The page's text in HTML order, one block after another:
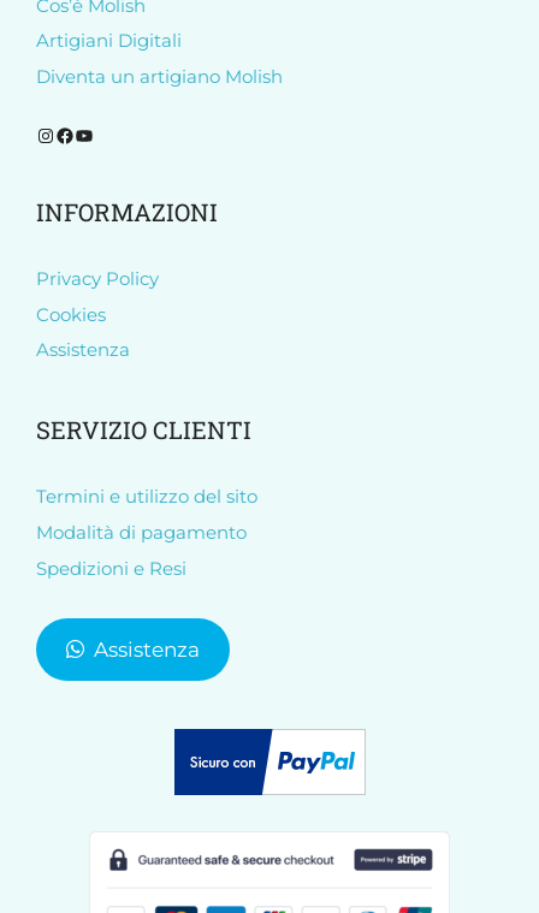
Cos’è Molish
Artigiani Digitali
Diventa un artigiano Molish
Segui Molish su Instagram
Segui Molish su Facebook
Iscriviti al nostro canale YouTube
INFORMAZIONI
Privacy Policy
Cookies
Assistenza
SERVIZIO CLIENTI
Termini e utilizzo del sito
Modalità di pagamento
Spedizioni e Resi
Assistenza